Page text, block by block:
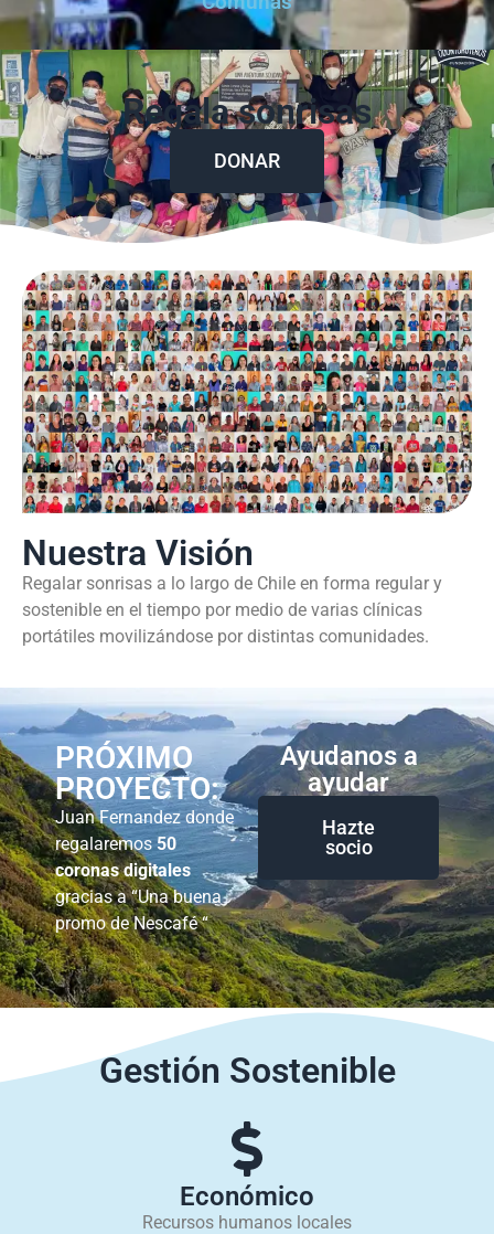
Regala sonrisas
DONAR
Nuestra Visión
Regalar sonrisas a lo largo de Chile en forma regular y
sostenible en el tiempo por medio de varias clínicas
portátiles movilizándose por distintas comunidades.
PRÓXIMO
PROYECTO:
Juan Fernandez donde
regalaremos 50
coronas digitales
gracias a “Una buena
promo de Nescafé “
Ayudanos a
ayudar
Hazte
socio
Gestión Sostenible
Económico
Recursos humanos locales